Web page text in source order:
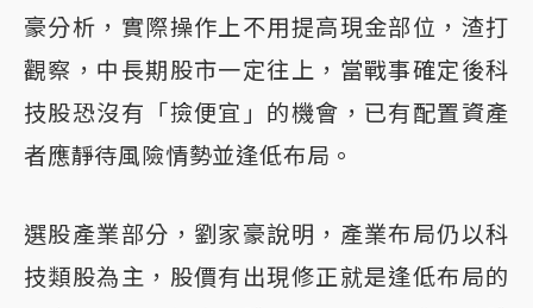
豪分析，實際操作上不用提高現金部位，渣打
觀察，中長期股市一定往上，當戰事確定後科
技股恐沒有「撿便宜」的機會，已有配置資產
者應靜待風險情勢並逢低布局。
選股產業部分，劉家豪說明，產業布局仍以科
技類股為主，股價有出現修正就是逢低布局的